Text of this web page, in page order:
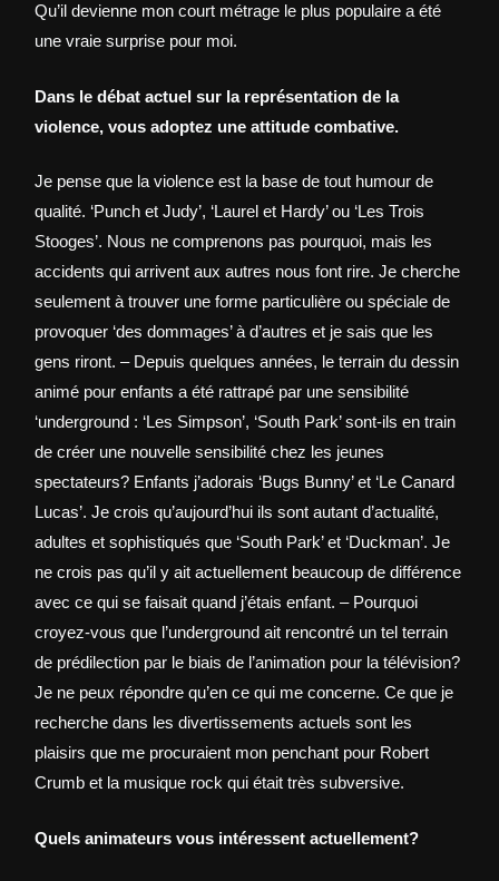
Qu’il devienne mon court métrage le plus populaire a été
une vraie surprise pour moi.
Dans le débat actuel sur la représentation de la
violence, vous adoptez une attitude combative.
Je pense que la violence est la base de tout humour de
qualité. ‘Punch et Judy’, ‘Laurel et Hardy’ ou ‘Les Trois
Stooges’. Nous ne comprenons pas pourquoi, mais les
accidents qui arrivent aux autres nous font rire. Je cherche
seulement à trouver une forme particulière ou spéciale de
provoquer ‘des dommages’ à d’autres et je sais que les
gens riront. – Depuis quelques années, le terrain du dessin
animé pour enfants a été rattrapé par une sensibilité
‘underground : ‘Les Simpson’, ‘South Park’ sont-ils en train
de créer une nouvelle sensibilité chez les jeunes
spectateurs? Enfants j’adorais ‘Bugs Bunny’ et ‘Le Canard
Lucas’. Je crois qu’aujourd’hui ils sont autant d’actualité,
adultes et sophistiqués que ‘South Park’ et ‘Duckman’. Je
ne crois pas qu’il y ait actuellement beaucoup de différence
avec ce qui se faisait quand j’étais enfant. – Pourquoi
croyez-vous que l’underground ait rencontré un tel terrain
de prédilection par le biais de l’animation pour la télévision?
Je ne peux répondre qu’en ce qui me concerne. Ce que je
recherche dans les divertissements actuels sont les
plaisirs que me procuraient mon penchant pour Robert
Crumb et la musique rock qui était très subversive.
Quels animateurs vous intéressent actuellement?